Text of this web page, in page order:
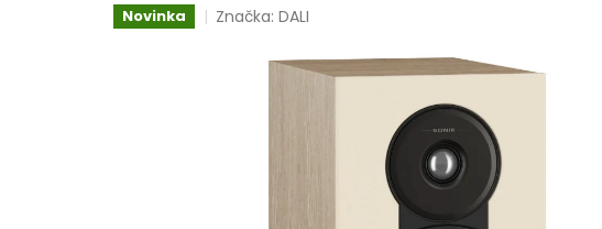
Novinka Značka:DALI